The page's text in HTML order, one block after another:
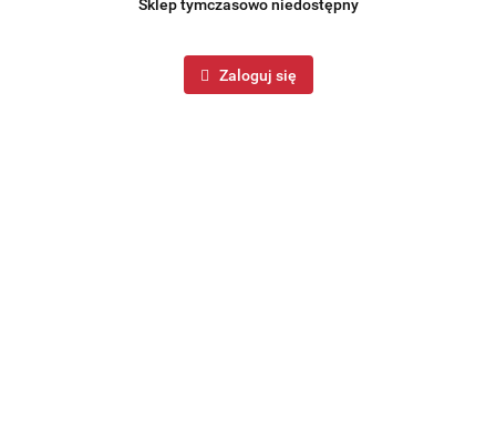
Sklep tymczasowo niedostępny
Zaloguj się